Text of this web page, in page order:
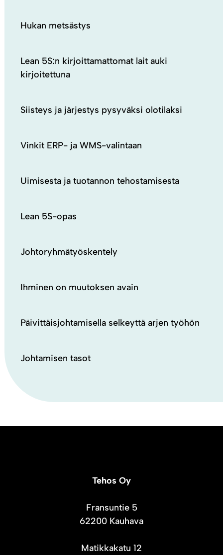
Hukan metsästys
Lean 5S:n kirjoittamattomat lait auki
kirjoitettuna
Siisteys ja järjestys pysyväksi olotilaksi
Vinkit ERP- ja WMS-valintaan
Uimisesta ja tuotannon tehostamisesta
Lean 5S-opas
Johtoryhmätyöskentely
Ihminen on muutoksen avain
Päivittäisjohtamisella selkeyttä arjen työhön
Johtamisen tasot
Tehos Oy
Fransuntie 5
62200 Kauhava
Matikkakatu 12